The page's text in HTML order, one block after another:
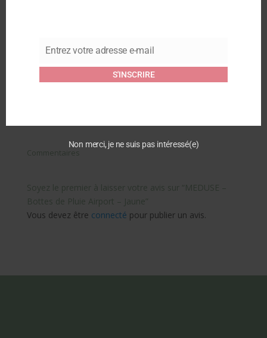
POMPOM – GUMBOOTS
– APPLE CHILI PEPER
Commentaires
Soyez le premier à laisser votre avis sur “MEDUSE –
Bottes de Pluie Airport – Jaune”
Vous devez être connecté pour publier un avis.
Email
Entrez votre adresse e-mail
S'INSCRIRE
Non merci, je ne suis pas intéressé(e)